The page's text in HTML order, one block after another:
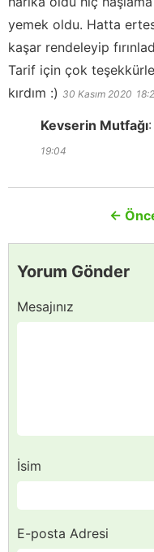
yemek oldu. Hatta
kaşar rendeleyip
Tarif için çok
kırdım :) 30 Kasım 2020
Kevserin Mutfağı:
19:04
←
Yorum Gönder
Mesajınız
İsim
E-posta Adresi